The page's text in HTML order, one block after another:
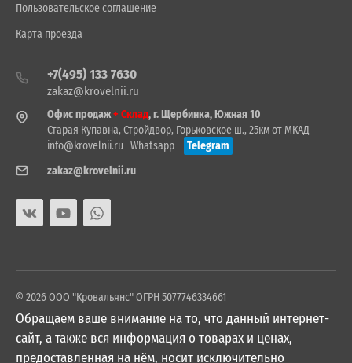
Пользовательское соглашение
Карта проезда
+7(495) 133 7630
zakaz@krovelnii.ru
Офис продаж+ Склад, г. Щербинка, Южная 10
Старая Купавна, Стройдвор, Горьковское ш., 25км от МКАД
info@krovelnii.ru Whatsapp
Telegram
zakaz@krovelnii.ru
© 2026 ООО "Кровальянс" ОГРН 5077746334661
Обращаем ваше внимание на то, что данный интернет-
сайт, а также вся информация о товарах и ценах,
предоставленная на нём, носит исключительно